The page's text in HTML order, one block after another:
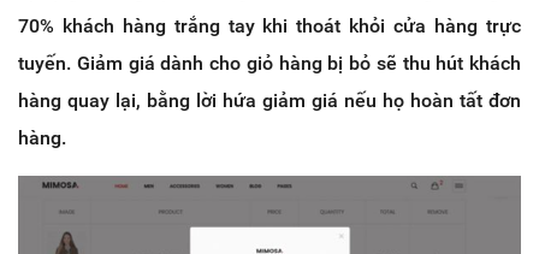
70% khách hàng trắng tay khi thoát khỏi cửa hàng trực
tuyến. Giảm giá dành cho giỏ hàng bị bỏ sẽ thu hút khách
hàng quay lại, bằng lời hứa giảm giá nếu họ hoàn tất đơn
hàng.